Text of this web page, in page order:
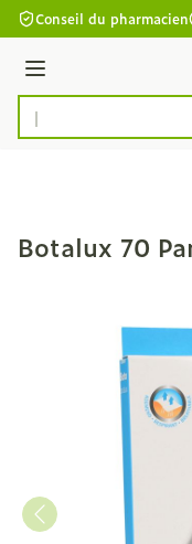
Aller au contenu
Conseil du pharmacien
Menu
Rechercher
Botalux 70